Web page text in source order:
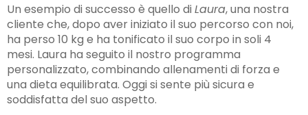
Un esempio di successo è quello diLaura, una nostra
cliente che, dopo aver iniziato il suo percorso con noi,
ha perso 10 kg e ha tonificato il suo corpo in soli 4
mesi. Laura ha seguito il nostro programma
personalizzato, combinando allenamenti di forza e
una dieta equilibrata. Oggi si sente più sicura e
soddisfatta del suo aspetto.